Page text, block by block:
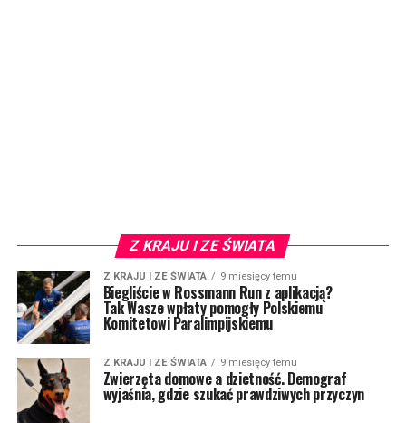
Z KRAJU I ZE ŚWIATA
Z KRAJU I ZE ŚWIATA 9 miesięcy temu
Biegliście w Rossmann Run z aplikacją?
Tak Wasze wpłaty pomogły Polskiemu
Komitetowi Paralimpijskiemu
Z KRAJU I ZE ŚWIATA 9 miesięcy temu
Zwierzęta domowe a dzietność. Demograf
wyjaśnia, gdzie szukać prawdziwych przyczyn